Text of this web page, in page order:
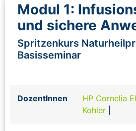
Modul 1:
und sichere
Spritzenkurs
Basisseminar
DozentInnen HP Cornelia
Kohler